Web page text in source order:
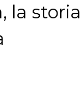
la storia